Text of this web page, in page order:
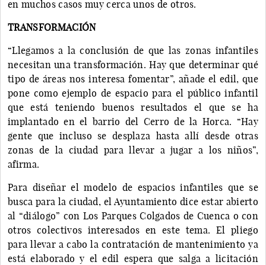
en muchos casos muy cerca unos de otros.
TRANSFORMACIÓN
“Llegamos a la conclusión de que las zonas infantiles
necesitan una transformación. Hay que determinar qué
tipo de áreas nos interesa fomentar”, añade el edil, que
pone como ejemplo de espacio para el público infantil
que está teniendo buenos resultados el que se ha
implantado en el barrio del Cerro de la Horca. “Hay
gente que incluso se desplaza hasta allí desde otras
zonas de la ciudad para llevar a jugar a los niños”,
afirma.
Para diseñar el modelo de espacios infantiles que se
busca para la ciudad, el Ayuntamiento dice estar abierto
al “diálogo” con Los Parques Colgados de Cuenca o con
otros colectivos interesados en este tema. El pliego
para llevar a cabo la contratación de mantenimiento ya
está elaborado y el edil espera que salga a licitación